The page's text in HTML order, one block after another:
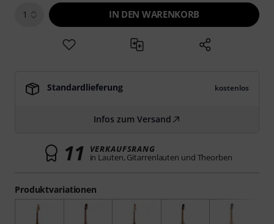
Produktvariationen
1 IN DEN WARENKORB
Standardlieferung kostenlos
Infos zum Versand
11 VERKAUFSRANG
in Lauten, Gitarrenlauten und Theorben